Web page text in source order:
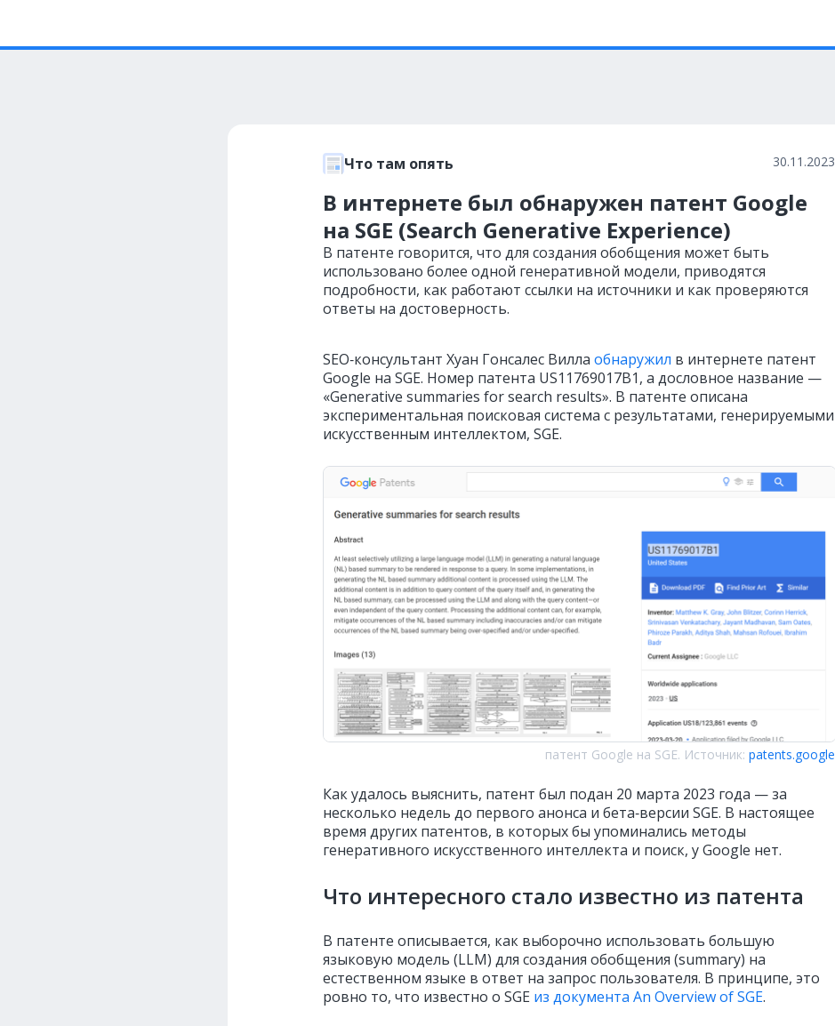
Что там опять 30.11.2023
В интернете был обнаружен патент Google
на SGE (Search Generative Experience)
В патенте говорится, что для создания обобщения может быть
использовано более одной генеративной модели, приводятся
подробности, как работают ссылки на источники и как проверяются
ответы на достоверность.
SEO‑консультант Хуан Гонсалес Вилла обнаружил в интернете патент
Google на SGE. Номер патента US11769017B1, а дословное название —
«Generative summaries for search results». В патенте описана
экспериментальная поисковая система с результатами, генерируемыми
искусственным интеллектом, SGE.
патент Google на SGE. Источник: patents.google
Как удалось выяснить, патент был подан 20 марта 2023 года — за
несколько недель до первого анонса и бета‑версии SGE. В настоящее
время других патентов, в которых бы упоминались методы
генеративного искусственного интеллекта и поиск, у Google нет.
Что интересного стало известно из патента
В патенте описывается, как выборочно использовать большую
языковую модель (LLM) для создания обобщения (summary) на
естественном языке в ответ на запрос пользователя. В принципе, это
ровно то, что известно о SGE из документа An Overview of SGE.